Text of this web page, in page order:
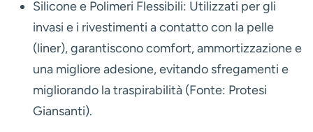
Silicone e Polimeri Flessibili: Utilizzati per gli
invasi e i rivestimenti a contatto con la pelle
(liner), garantiscono comfort, ammortizzazione e
una migliore adesione, evitando sfregamenti e
migliorando la traspirabilità (Fonte: Protesi
Giansanti).